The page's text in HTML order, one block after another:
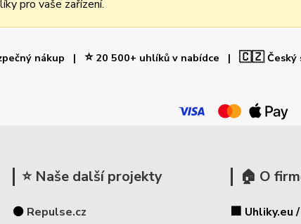
pro vaše zařízení.
nákup | ⭐20 500+ uhlíků v nabídce | 🇨🇿Český
⭐ Naše další projekty
⚫ Repulse.cz
🏠 O
🏢 Uhliky.eu